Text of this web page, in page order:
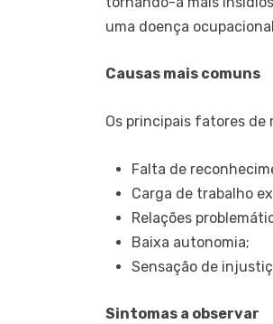
uma doença
Causas mais comuns
Os principais fatores de
Falta de
Carga de trabalho
Relações
Baixa autonomia;
Sensação de
Sintomas a observar